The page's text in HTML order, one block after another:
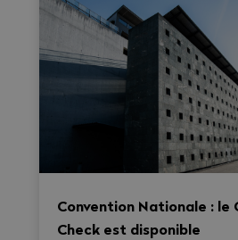
Convention Nationale : le
Check est disponible